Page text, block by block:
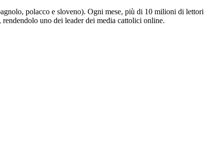
polacco e sloveno). Ogni mese, più di 10 milioni di lettori
uno dei leader dei media cattolici online.